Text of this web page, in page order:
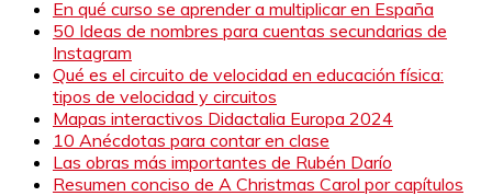
En qué curso se aprender a multiplicar en España
50 Ideas de nombres para cuentas secundarias de
Instagram
Qué es el circuito de velocidad en educación física:
tipos de velocidad y circuitos
Mapas interactivos Didactalia Europa 2024
10 Anécdotas para contar en clase
Las obras más importantes de Rubén Darío
Resumen conciso de A Christmas Carol por capítulos